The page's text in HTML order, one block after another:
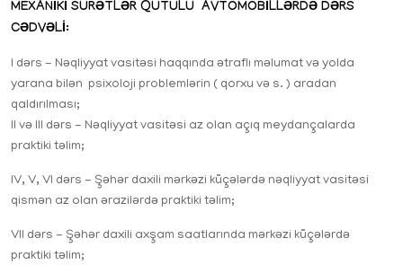
MEXANİKİ SÜRƏTLƏR QUTULU AVTOMOBİLLƏRDƏ DƏRS
CƏDVƏLİ:
I dərs - Nəqliyyat vasitəsi haqqında ətraflı məlumat və yolda
yarana bilən psixoloji problemlərin ( qorxu və s. ) aradan
qaldırılması;
II və III dərs - Nəqliyyat vasitəsi az olan açıq meydançalarda
praktiki təlim;
IV, V, VI dərs - Şəhər daxili mərkəzi küçələrdə nəqliyyat vasitəsi
qismən az olan ərazilərdə praktiki təlim;
VII dərs - Şəhər daxili axşam saatlarında mərkəzi küçələrdə
praktiki təlim;